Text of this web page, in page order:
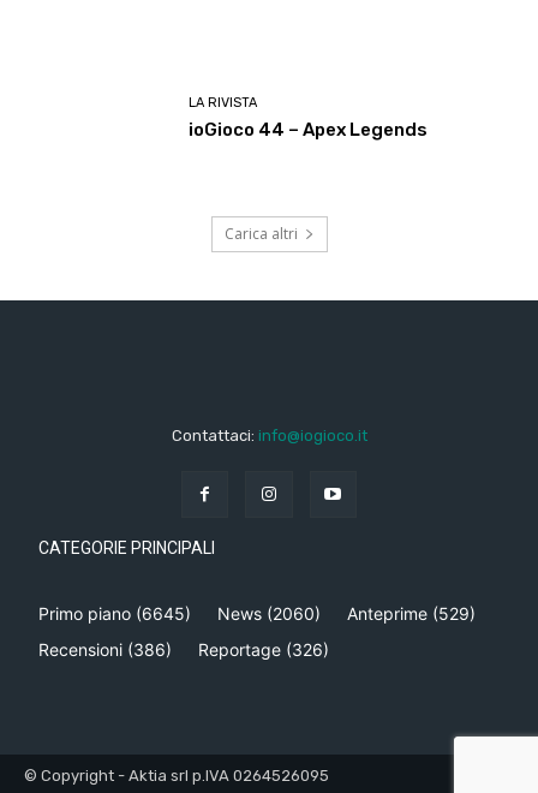
LA RIVISTA
ioGioco 44 – Apex Legends
Carica altri
Contattaci: info@iogioco.it
CATEGORIE PRINCIPALI
Primo piano (6645) News (2060) Anteprime (529)
Recensioni (386) Reportage (326)
© Copyright - Aktia srl p.IVA 0264526095